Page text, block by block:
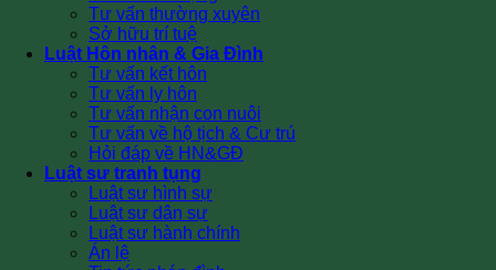
Tư vấn thường xuyên
Sở hữu trí tuệ
Luật Hôn nhân & Gia Đình
Tư vấn kết hôn
Tư vấn ly hôn
Tư vấn nhận con nuôi
Tư vấn về hộ tịch & Cư trú
Hỏi đáp về HN&GĐ
Luật sư tranh tụng
Luật sư hình sự
Luật sư dân sự
Luật sư hành chính
Án lệ